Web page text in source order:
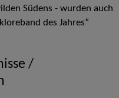
Südens - wurden auch
des Jahres“
/